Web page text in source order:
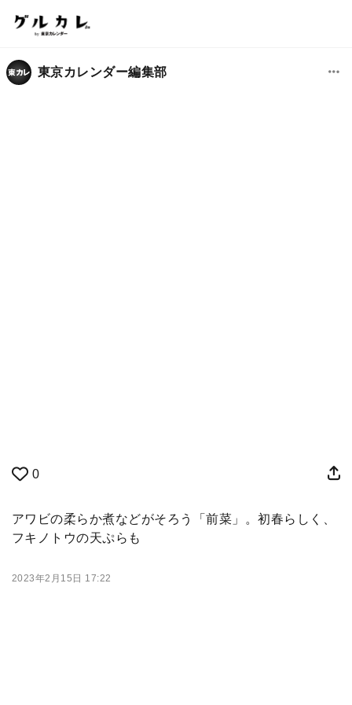
東京カレンダー編集部
0
アワビの柔らか煮などがそろう「前菜」。初春らしく、
フキノトウの天ぷらも
2023年2月15日 17:22